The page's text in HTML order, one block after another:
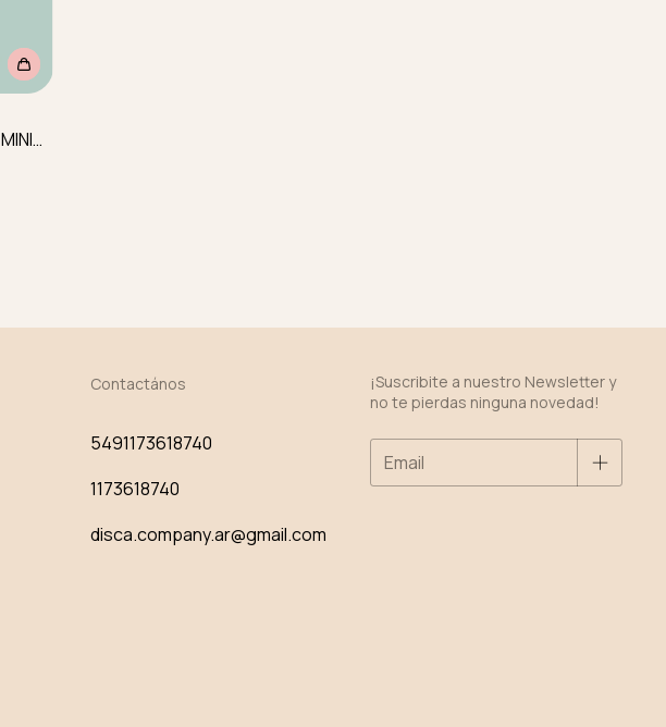
Contactános
5491173618740
1173618740
disca.company.ar@gmail.com
¡Suscribite a nuestro Newsletter y
no te pierdas ninguna novedad!